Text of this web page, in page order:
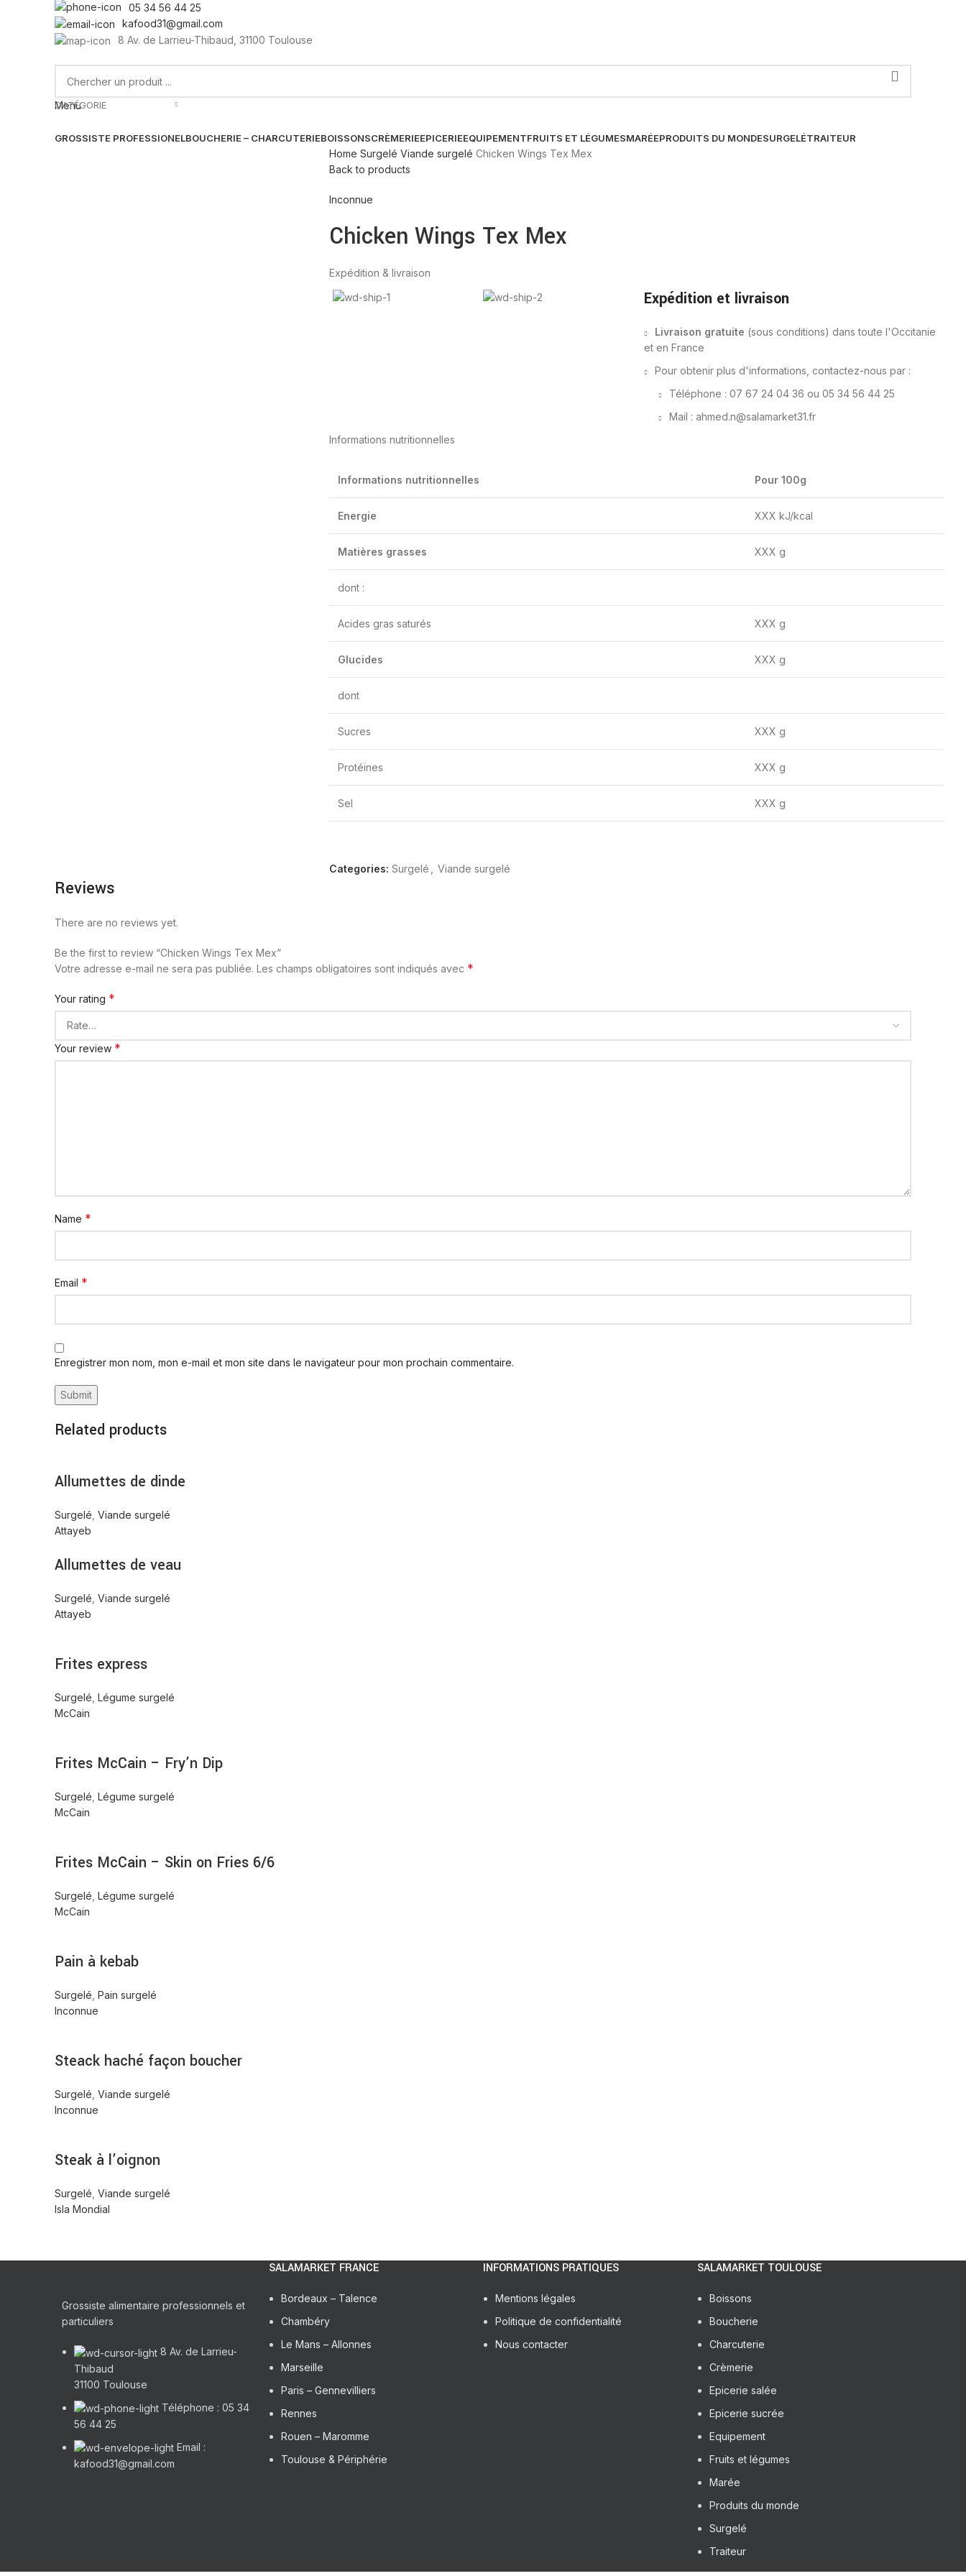
05 34 56 44 25
kafood31@gmail.com
8 Av. de Larrieu-Thibaud, 31100 Toulouse
CATÉGORIE
Menu
GROSSISTE PROFESSIONELBOUCHERIE – CHARCUTERIEBOISSONSCRÈMERIEEPICERIEEQUIPEMENTFRUITS ET LÉGUMESMARÉEPRODUITS DU MONDESURGELÉTRAITEUR
Home Surgelé Viande surgelé Chicken Wings Tex Mex
Back to products
Inconnue
Chicken Wings Tex Mex
Expédition & livraison
Expédition et livraison
Livraison gratuite (sous conditions) dans toute l'Occitanie
et en France
Pour obtenir plus d'informations, contactez-nous par :
Téléphone : 07 67 24 04 36 ou 05 34 56 44 25
Mail : ahmed.n@salamarket31.fr
Informations nutritionnelles
Informations nutritionnelles Pour 100g
Energie XXX kJ/kcal
Matières grasses XXX g
dont :
Acides gras saturés XXX g
Glucides XXX g
dont
Sucres XXX g
Protéines XXX g
Sel XXX g
Categories: Surgelé Viande surgelé
Reviews
There are no reviews yet.
Be the first to review “Chicken Wings Tex Mex”
Votre adresse e-mail ne sera pas publiée. Les champs obligatoires sont indiqués avec *
Your rating *
Your review *
Name *
Email *
Enregistrer mon nom, mon e-mail et mon site dans le navigateur pour mon prochain commentaire.
Related products
Allumettes de dinde
Surgelé Viande surgelé
Attayeb
Allumettes de veau
Surgelé Viande surgelé
Attayeb
Frites express
Surgelé Légume surgelé
McCain
Frites McCain – Fry’n Dip
Surgelé Légume surgelé
McCain
Frites McCain – Skin on Fries 6/6
Surgelé Légume surgelé
McCain
Pain à kebab
Surgelé Pain surgelé
Inconnue
Steack haché façon boucher
Surgelé Viande surgelé
Inconnue
Steak à l’oignon
Surgelé Viande surgelé
Isla Mondial
Grossiste alimentaire professionnels et
particuliers
8 Av. de Larrieu-
Thibaud
31100 Toulouse
Téléphone : 05 34
56 44 25
Email :
kafood31@gmail.com
SALAMARKET FRANCE
Bordeaux – Talence
Chambéry
Le Mans – Allonnes
Marseille
Paris – Gennevilliers
Rennes
Rouen – Maromme
Toulouse & Périphérie
INFORMATIONS PRATIQUES
Mentions légales
Politique de confidentialité
Nous contacter
SALAMARKET TOULOUSE
Boissons
Boucherie
Charcuterie
Crèmerie
Epicerie salée
Epicerie sucrée
Equipement
Fruits et légumes
Marée
Produits du monde
Surgelé
Traiteur